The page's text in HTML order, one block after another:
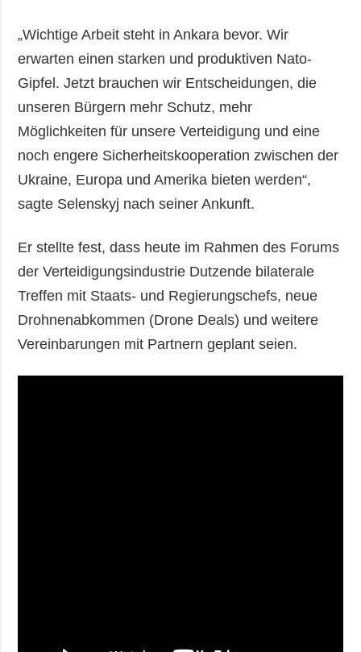
„Wichtige Arbeit steht in Ankara bevor. Wir
erwarten einen starken und produktiven Nato-
Gipfel. Jetzt brauchen wir Entscheidungen, die
unseren Bürgern mehr Schutz, mehr
Möglichkeiten für unsere Verteidigung und eine
noch engere Sicherheitskooperation zwischen der
Ukraine, Europa und Amerika bieten werden“,
sagte Selenskyj nach seiner Ankunft.
Er stellte fest, dass heute im Rahmen des Forums
der Verteidigungsindustrie Dutzende bilaterale
Treffen mit Staats- und Regierungschefs, neue
Drohnenabkommen (Drone Deals) und weitere
Vereinbarungen mit Partnern geplant seien.